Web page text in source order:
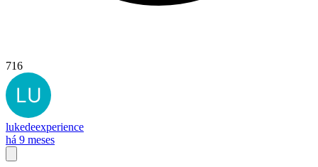
716
lukedeexperience
há 9 meses